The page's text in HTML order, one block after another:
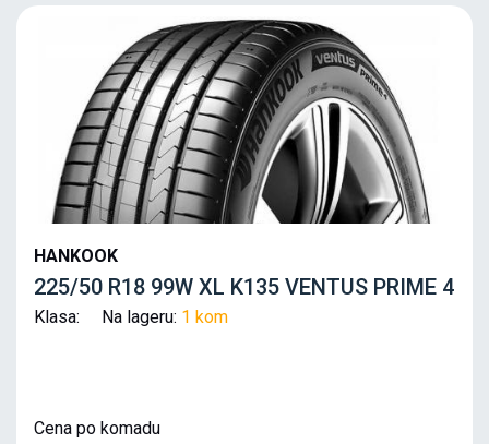
HANKOOK
225/50 R18 99W XL K135 VENTUS PRIME 4
Klasa: Na lageru: 1 kom
Cena po komadu